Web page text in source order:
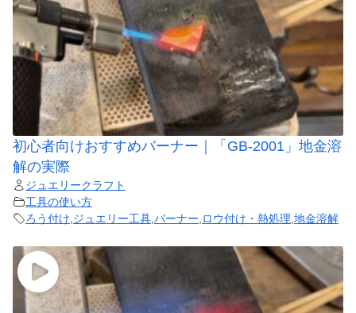
初心者向けおすすめバーナー｜「GB-2001」地金溶
解の実際
ジュエリークラフト
工具の使い方
ろう付け ジュエリー工具 バーナー ロウ付け・熱処理 地金溶解